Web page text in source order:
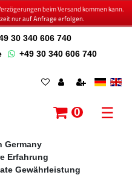
beim Versand kommen kann.
nur auf Anfrage erfolgen.
30 340 606 740
+49 30 340 606 740
Germany
Erfahrung
Gewährleistung
0 ☰